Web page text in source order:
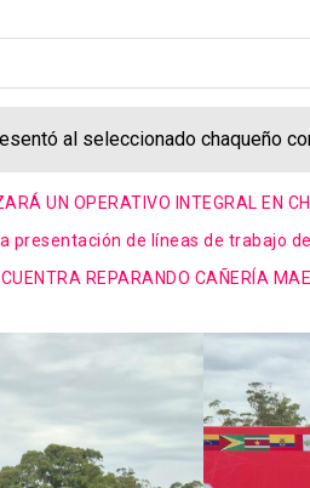
al seleccionado chaqueño
UN OPERATIVO INTEGRAL EN
presentación de líneas de trabajo
REPARANDO CAÑERÍA